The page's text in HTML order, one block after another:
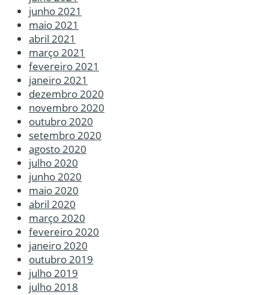
junho 2021
maio 2021
abril 2021
março 2021
fevereiro 2021
janeiro 2021
dezembro 2020
novembro 2020
outubro 2020
setembro 2020
agosto 2020
julho 2020
junho 2020
maio 2020
abril 2020
março 2020
fevereiro 2020
janeiro 2020
outubro 2019
julho 2019
julho 2018